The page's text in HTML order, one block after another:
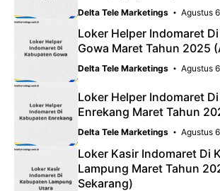
Delta Tele Marketings Agustus
Loker Helper Indomaret
Gowa Maret Tahun 2025
Delta Tele Marketings Agustus
Loker Helper Indomaret
Enrekang Maret Tahun
Delta Tele Marketings Agustus
Loker Kasir Indomaret Di
Lampung Maret Tahun
Sekarang)